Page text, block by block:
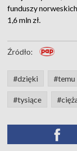
funduszy
1,6 mln zł.
Źródło:
#dzięki #temu
#tysiące